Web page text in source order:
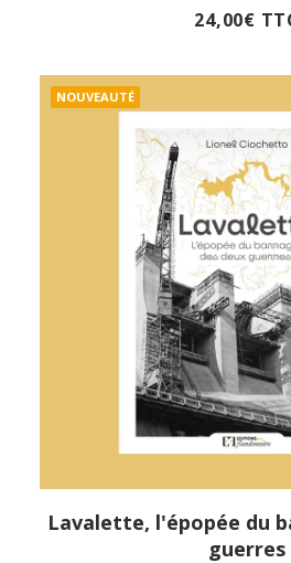
24,00€
NOUVEAUTÉ
APERÇU
Lavalette, l'épopée du
guerres